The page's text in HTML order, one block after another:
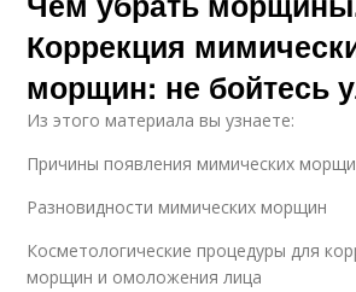
Коррекция
морщин: не бойтесь
Из этого материала вы узнаете:
Причины появления мимических
Разновидности мимических морщин
Косметологические процедуры для
морщин и омоложения лица